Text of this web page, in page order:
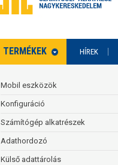
TERMÉKEK HÍREK
Mobil eszközök
Konfiguráció
Számítógép alkatrészek
Adathordozó
Külső adattárolás